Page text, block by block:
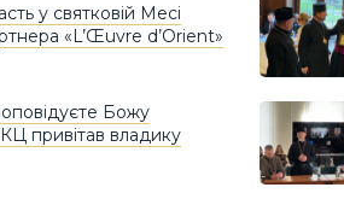
у святковій Месі
«L’Œuvre d’Orient»
Божу
привітав владику